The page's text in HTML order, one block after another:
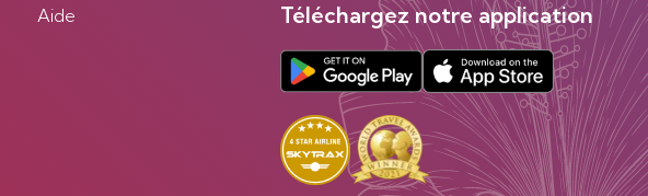
Aide Téléchargez notre application